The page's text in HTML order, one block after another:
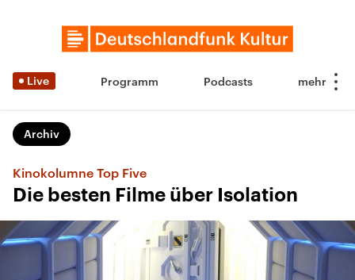
Live Programm Podcasts
Archiv
Kinokolumne Top Five
Die besten Filme über Isolation